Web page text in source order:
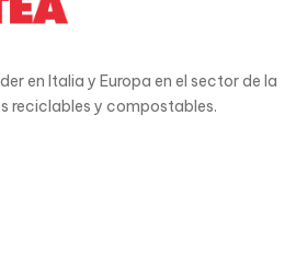
en Italia y Europa en el sector de la
reciclables y compostables.